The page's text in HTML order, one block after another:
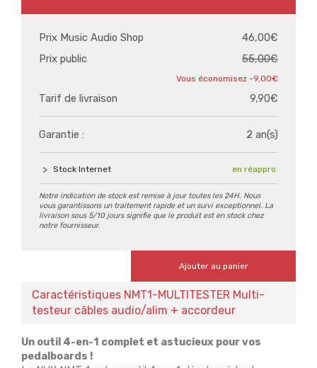
Prix Music Audio Shop
46,00€
Prix public
55,00€
-9,00€
Tarif de livraison 9,90€
Garantie : 2 an(s)
Stock Internet en réappro.
Notre indication de stock est remise à jour toutes les 24H. Nous
vous garantissons un traitement rapide et un suivi exceptionnel. La
livraison sous 5/10 jours signifie que le produit est en stock chez
notre fournisseur.
Ajouter au panier
Caractéristiques NMT1-MULTITESTER Multi-
testeur câbles audio/alim + accordeur
Un outil 4-en-1 complet et astucieux pour vos
pedalboards !